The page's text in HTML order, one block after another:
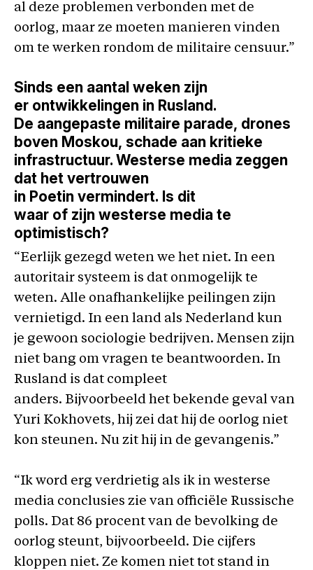
al deze problemen verbonden met de
oorlog, maar ze moeten manieren vinden
om te werken rondom de militaire censuur.”
Sinds een aantal weken zijn
er ontwikkelingen in Rusland.
De aangepaste militaire parade, drones
boven Moskou, schade aan kritieke
infrastructuur. Westerse media zeggen
dat het vertrouwen
in Poetin vermindert. Is dit
waar of zijn westerse media te
optimistisch?
“Eerlijk gezegd weten we het niet. In een
autoritair systeem is dat onmogelijk te
weten. Alle onafhankelijke peilingen zijn
vernietigd. In een land als Nederland kun
je gewoon sociologie bedrijven. Mensen zijn
niet bang om vragen te beantwoorden. In
Rusland is dat compleet
anders. Bijvoorbeeld het bekende geval van
Yuri Kokhovets, hij zei dat hij de oorlog niet
kon steunen. Nu zit hij in de gevangenis.”
“Ik word erg verdrietig als ik in westerse
media conclusies zie van officiële Russische
polls. Dat 86 procent van de bevolking de
oorlog steunt, bijvoorbeeld. Die cijfers
kloppen niet. Ze komen niet tot stand in